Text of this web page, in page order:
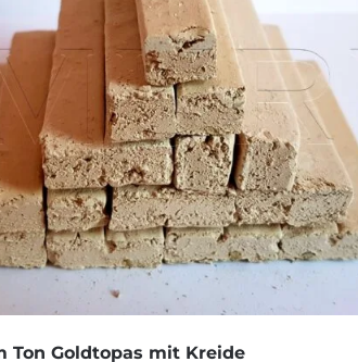
Ton Goldtopas mit Kreide